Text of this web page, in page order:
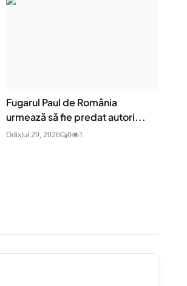
Fugarul Paul de România
urmează să fie predat autori...
OdixJul 29, 2026 0 1